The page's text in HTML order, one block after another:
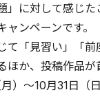
」に対して感じ
ンペーンです。
て「見習い」「
ほか、投稿作品
）～10月31日（